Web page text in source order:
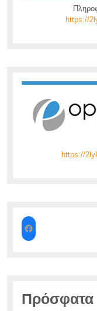
https://
https://
Πρόσφατα